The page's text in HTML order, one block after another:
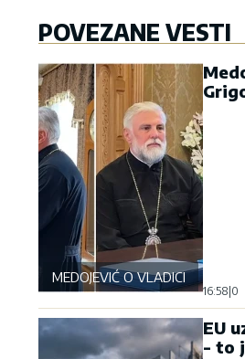
POVEZANE VESTI
MEDOJEVIĆ O VLADICI GRIGORIJU
16:58 0
EU
- to